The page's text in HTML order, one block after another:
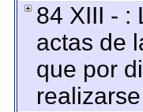
84 XIII - :
actas de
que por